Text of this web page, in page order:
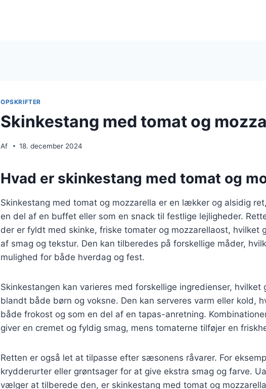
OPSKRIFTER
Skinkestang med tomat og
Af 18. december 2024
Hvad er skinkestang med tomat og
Skinkestang med tomat og mozzarella er en lækker og alsidig
en del af en buffet eller som en snack til festlige lejligheder.
der er fyldt med skinke, friske tomater og mozzarellaost, hvilket
af smag og tekstur. Den kan tilberedes på forskellige måder,
mulighed for både hverdag og fest.
Skinkestangen kan varieres med forskellige ingredienser, hvilket
blandt både børn og voksne. Den kan serveres varm eller kold,
både frokost og som en del af en tapas-anretning.
giver en cremet og fyldig smag, mens tomaterne tilføjer en
Retten er også let at tilpasse efter sæsonens råvarer. For
krydderurter eller grøntsager for at give ekstra smag og farve.
vælger at tilberede den, er skinkestang med tomat og